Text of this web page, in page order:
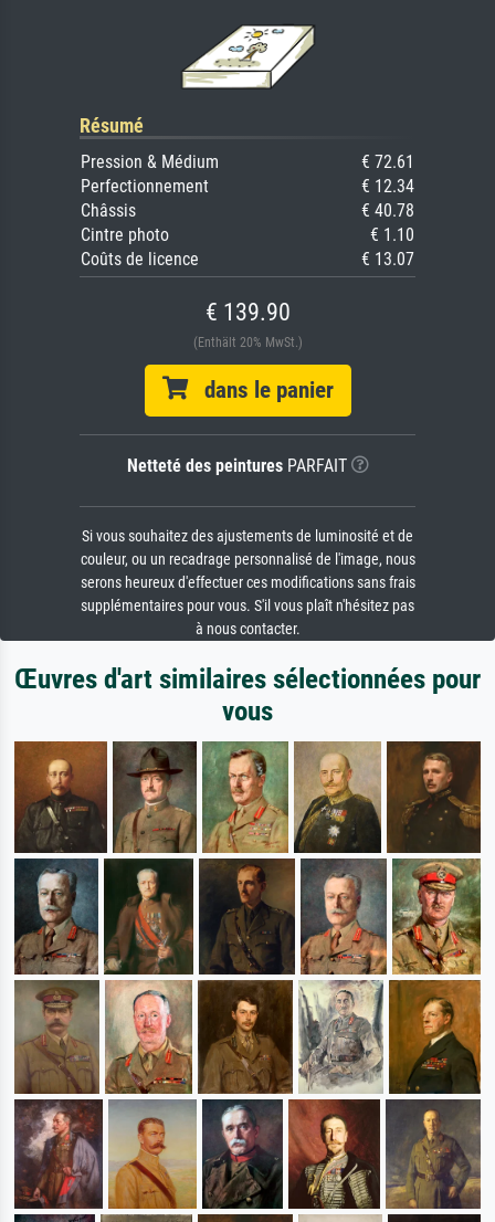
Résumé
Pression & Médium
€ 72.61
Perfectionnement
€ 12.34
Châssis
€ 40.78
Cintre photo
€ 1.10
Coûts de licence
€ 13.07
€ 139.90
(Enthält 20% MwSt.)
dans le panier
Netteté des peinturesPARFAIT
Si vous souhaitez des ajustements de luminosité et de
couleur, ou un recadrage personnalisé de l'image, nous
serons heureux d'effectuer ces modifications sans frais
supplémentaires pour vous. S'il vous plaît n'hésitez pas
à nous contacter.
Œuvres d'art similaires sélectionnées pour
vous